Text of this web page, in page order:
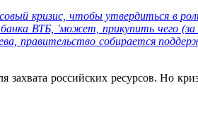
кризис, чтобы утвердиться в
ВТБ, 'может, прикупить чего
правительство собирается
захвата российских ресурсов. Но